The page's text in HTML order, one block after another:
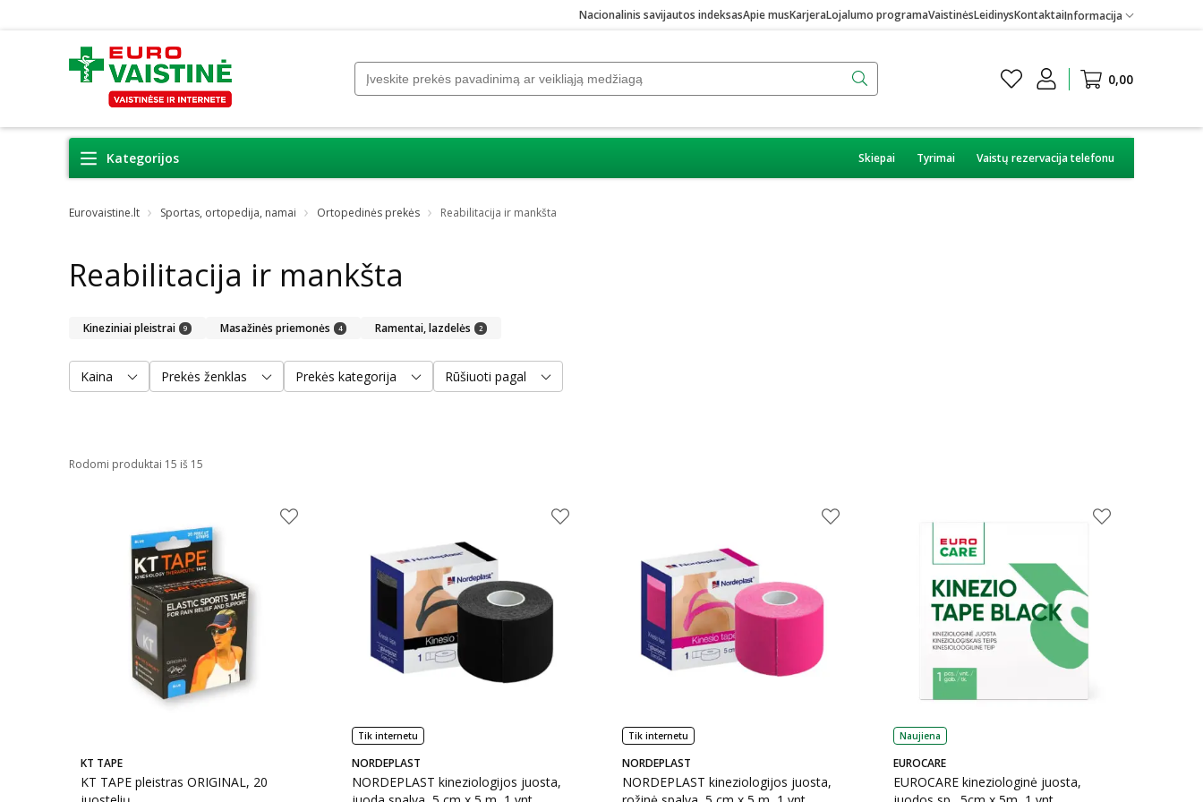
Nacionalinis savijautos indeksasApie musKarjeraLojalumo programaVaistinėsLeidinysKontaktaiInformacija
0,00
Kategorijos Skiepai Tyrimai Vaistų rezervacija telefonu
Eurovaistine.lt Sportas, ortopedija, namai Ortopedinės prekės Reabilitacija ir mankšta
Reabilitacija ir mankšta
Kineziniai pleistrai 9 Masažinės priemonės 4 Ramentai, lazdelės 2
Kaina Prekės ženklas Prekės kategorija Rūšiuoti pagal
Rodomi produktai 15 iš 15
KT TAPE
KT TAPE pleistras ORIGINAL, 20
Tik internetu
NORDEPLAST
NORDEPLAST kineziologijos juosta,
Tik internetu
NORDEPLAST
NORDEPLAST kineziologijos juosta,
Naujiena
EUROCARE
EUROCARE kineziologinė juosta,